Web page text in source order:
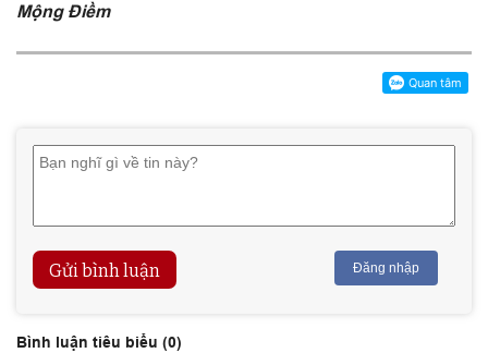
Mộng Điềm
Gửi bình luận Đăng nhập
Bình luận tiêu biểu (0)